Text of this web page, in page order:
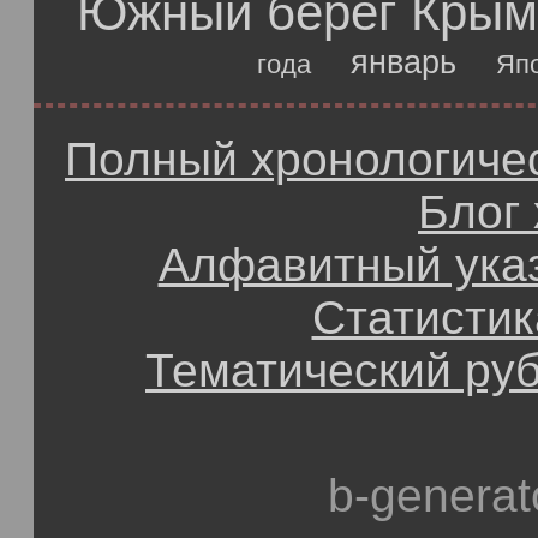
Южный берег
года январь
Полный
Блог
Алфавитный
Тематический
b-